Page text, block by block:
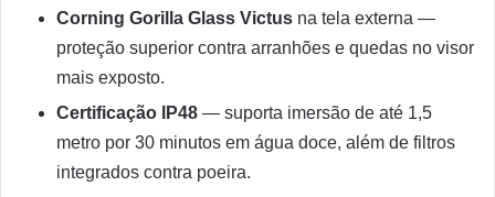
Corning Gorilla Glass Victus na tela externa —
proteção superior contra arranhões e quedas no visor
mais exposto.
Certificação IP48 — suporta imersão de até 1,5
metro por 30 minutos em água doce, além de filtros
integrados contra poeira.